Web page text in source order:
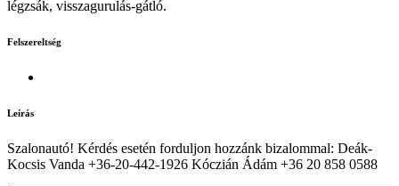
légzsák, visszagurulás-gátló.
Felszereltség
Leírás
Szalonautó! Kérdés esetén forduljon hozzánk bizalommal: Deák-
Kocsis Vanda +36-20-442-1926 Kóczián Ádám +36 20 858 0588